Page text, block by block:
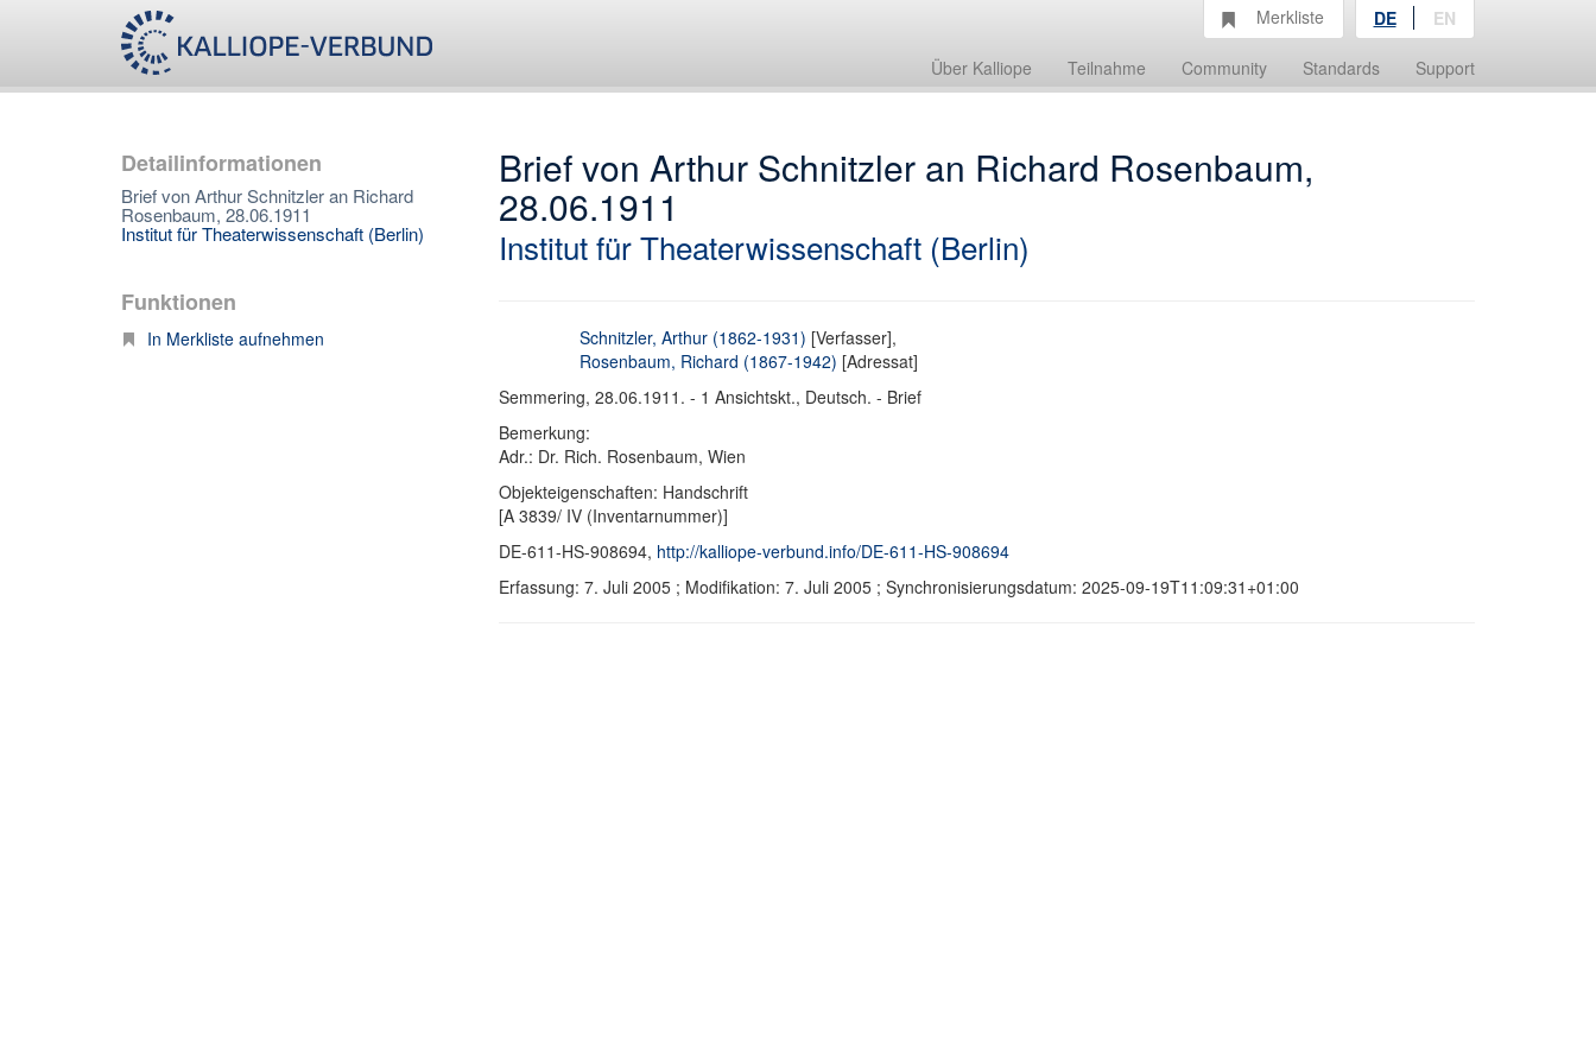
Über Kalliope Teilnahme Community Standards Support
Merkliste DE EN
Detailinformationen
Brief von Arthur Schnitzler an Richard
Rosenbaum, 28.06.1911
Institut für Theaterwissenschaft (Berlin)
Funktionen
In Merkliste aufnehmen
Brief von Arthur Schnitzler an Richard Rosenbaum,
28.06.1911
Institut für Theaterwissenschaft (Berlin)
Schnitzler, Arthur (1862-1931) [Verfasser],
Rosenbaum, Richard (1867-1942) [Adressat]
Semmering, 28.06.1911. - 1 Ansichtskt., Deutsch. - Brief
Bemerkung:
Adr.: Dr. Rich. Rosenbaum, Wien
Objekteigenschaften: Handschrift
[A 3839/ IV (Inventarnummer)]
DE-611-HS-908694, http://kalliope-verbund.info/DE-611-HS-908694
Erfassung: 7. Juli 2005 ; Modifikation: 7. Juli 2005 ; Synchronisierungsdatum: 2025-09-19T11:09:31+01:00